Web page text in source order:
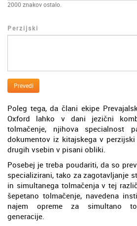
2000 znakov ostalo.
Perzijski
Prevedi
Poleg tega, da člani ekipe
Oxford lahko v dani jezični
tolmačenje, njihova specialnost
dokumentov iz kitajskega v
drugih vsebin v pisani obliki.
Posebej je treba poudariti, da so
specializirani, tako za zagotavljanje
in simultanega tolmačenja v tej
šepetano tolmačenje, navedena
najem opreme za simultano
generacije.